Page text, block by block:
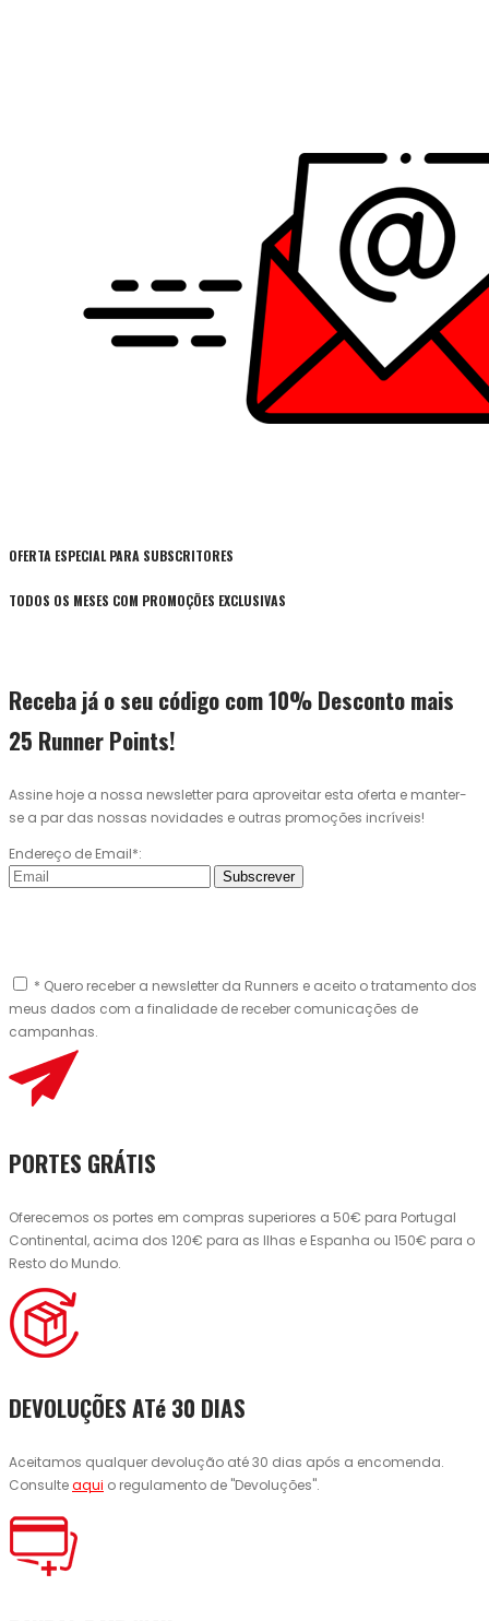
OFERTA ESPECIAL PARA SUBSCRITORES
TODOS OS MESES COM PROMOÇÕES EXCLUSIVAS
Receba já o seu código com 10% Desconto mais
25 Runner Points!
Assine hoje a nossa newsletter para aproveitar esta oferta e manter-
se a par das nossas novidades e outras promoções incríveis!
Endereço de Email*:
Subscrever
* Quero receber a newsletter da Runners e aceito o tratamento dos
meus dados com a finalidade de receber comunicações de
campanhas.
PORTES GRÁTIS
Oferecemos os portes em compras superiores a 50€ para Portugal
Continental, acima dos 120€ para as Ilhas e Espanha ou 150€ para o
Resto do Mundo.
DEVOLUÇÕES ATé 30 DIAS
Aceitamos qualquer devolução até 30 dias após a encomenda.
Consulteaqui o regulamento de "Devoluções".